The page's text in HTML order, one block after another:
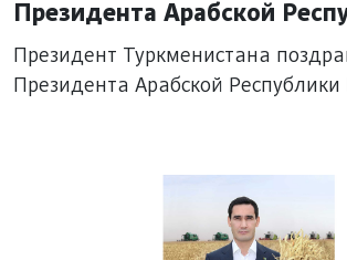
Президента Арабской
Египет
Президент Туркменистана
Президента Арабской Республики